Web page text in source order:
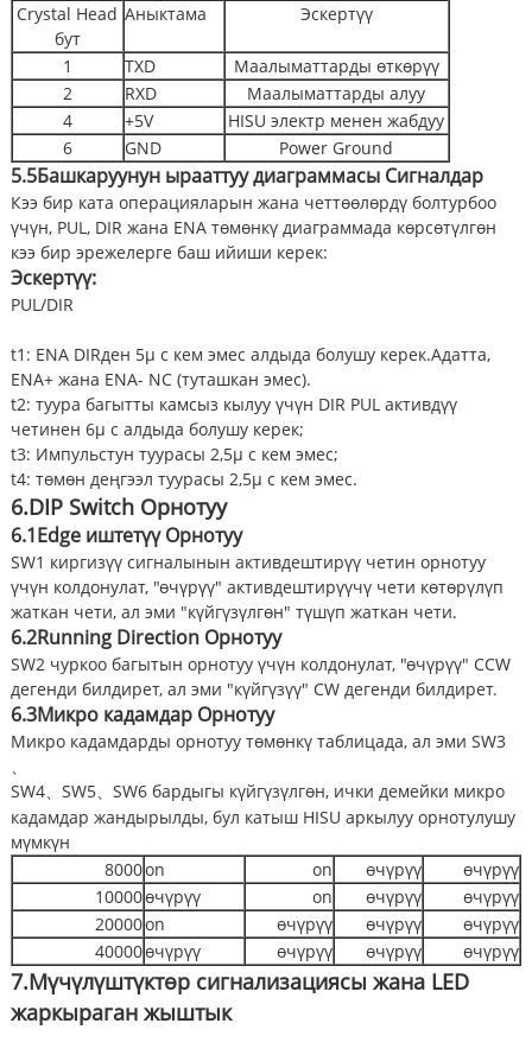
Crystal Head
бут
Аныктама Эскертүү
1 TXD
Маалыматтарды өткөрүү
2
RXD
Маалыматтарды алуу
4
+5V
HISU электр менен жабдуу
6
GND Power Ground
5.5Башкаруунун ырааттуу диаграммасы Сигналдар
Кээ бир ката операцияларын жана четтөөлөрдү болтурбоо
үчүн, PUL, DIR жана ENA төмөнкү диаграммада көрсөтүлгөн
кээ бир эрежелерге баш ийиши керек:
Эскертүү:
PUL/DIR
t1: ENA DIRден 5μ с кем эмес алдыда болушу керек.Адатта,
ENA+ жана ENA- NC (туташкан эмес).
t2: туура багытты камсыз кылуу үчүн DIR PUL активдүү
четинен 6μ с алдыда болушу керек;
t3: Импульстун туурасы 2,5μ с кем эмес;
t4: төмөн деңгээл туурасы 2,5μ с кем эмес.
6.DIP Switch Орнотуу
6.1Edge иштетүү Орнотуу
SW1 киргизүү сигналынын активдештирүү четин орнотуу
үчүн колдонулат, "өчүрүү" активдештирүүчү чети көтөрүлүп
жаткан чети, ал эми "күйгүзүлгөн" түшүп жаткан чети.
6.2Running Direction Орнотуу
SW2 чуркоо багытын орнотуу үчүн колдонулат, "өчүрүү" CCW
дегенди билдирет, ал эми "күйгүзүү" CW дегенди билдирет.
6.3Микро кадамдар Орнотуу
Микро кадамдарды орнотуу төмөнкү таблицада, ал эми SW3
、
SW4、 SW5、 SW6 бардыгы күйгүзүлгөн, ички демейки микро
кадамдар жандырылды, бул катыш HISU аркылуу орнотулушу
мүмкүн
8000on on өчүрүү
өчүрүү
10000өчүрүү on өчүрүү
өчүрүү
20000on өчүрүү өчүрүү
өчүрүү
40000өчүрүү өчүрүү өчүрүү өчүрүү
7.Мүчүлүштүктөр сигнализациясы жана LED
жаркыраган жыштык